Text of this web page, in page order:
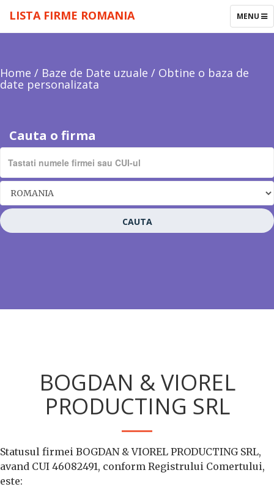
TOGGLE
MENU
LISTA FIRME ROMANIA
Home / Baze de Date uzuale / Obtine o baza de
date personalizata
Cauta o firma
CAUTA
BOGDAN & VIOREL
PRODUCTING SRL
Statusul firmei BOGDAN & VIOREL PRODUCTING SRL,
avand CUI 46082491, conform Registrului Comertului,
este: